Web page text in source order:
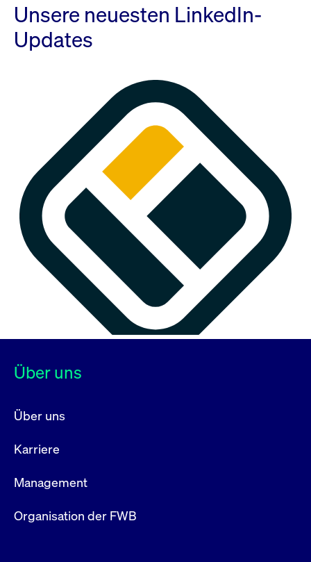
Unsere neuesten LinkedIn-
Updates
Über uns
Über uns
Karriere
Management
Organisation der FWB